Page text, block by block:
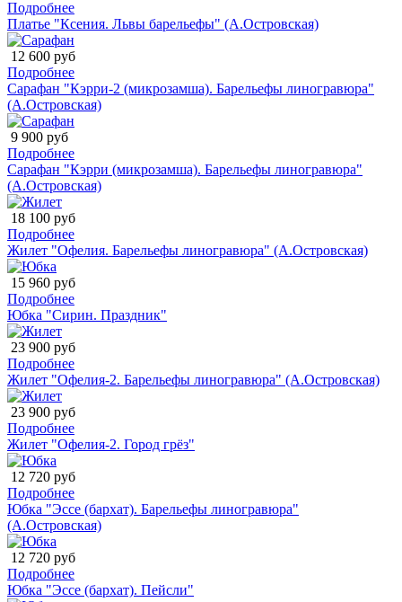
Подробнее
Платье "Ксения. Львы барельефы" (А.Островская)
12 600 руб
Подробнее
Сарафан "Кэрри-2 (микрозамша). Барельефы линогравюра"
(А.Островская)
9 900 руб
Подробнее
Сарафан "Кэрри (микрозамша). Барельефы линогравюра"
(А.Островская)
18 100 руб
Подробнее
Жилет "Офелия. Барельефы линогравюра" (А.Островская)
15 960 руб
Подробнее
Юбка "Сирин. Праздник"
23 900 руб
Подробнее
Жилет "Офелия-2. Барельефы линогравюра" (А.Островская)
23 900 руб
Подробнее
Жилет "Офелия-2. Город грёз"
12 720 руб
Подробнее
Юбка "Эссе (бархат). Барельефы линогравюра"
(А.Островская)
12 720 руб
Подробнее
Юбка "Эссе (бархат). Пейсли"